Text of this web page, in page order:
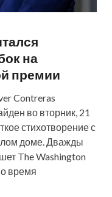
на
премии
Contreras
во вторник, 21
стихотворение с
доме. Дважды
The Washington
время